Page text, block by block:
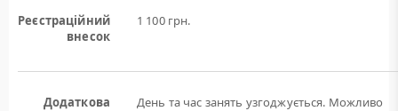
Реєстраційний
внесок
1 100 грн.
Додаткова
День та час занять узгоджується. Можливо